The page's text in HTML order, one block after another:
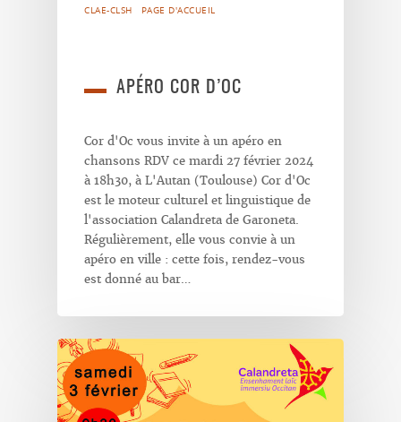
CLAE-CLSH PAGE D'ACCUEIL
APÉRO COR D’OC
Cor d'Oc vous invite à un apéro en
chansons RDV ce mardi 27 février 2024
à 18h30, à L'Autan (Toulouse) Cor d'Oc
est le moteur culturel et linguistique de
l'association Calandreta de Garoneta.
Régulièrement, elle vous convie à un
apéro en ville : cette fois, rendez-vous
est donné au bar…